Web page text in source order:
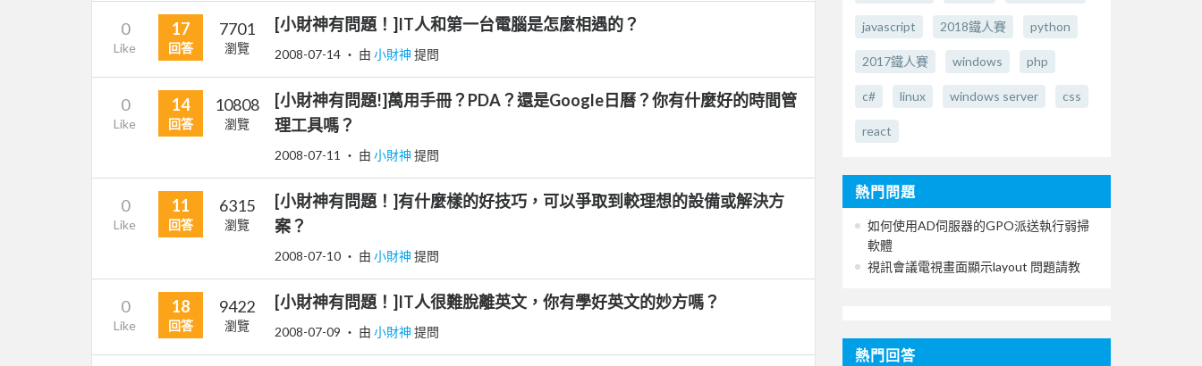
0
Like
17
回答
7701
瀏覽
[小財神有問題！]IT人和第一台電腦是怎麼相遇的？
2008-07-14 ‧ 由 小財神 提問
0
Like
14
回答
10808
瀏覽
[小財神有問題!]萬用手冊？PDA？還是Google日曆？你有什麼好的時間管
理工具嗎？
2008-07-11 ‧ 由 小財神 提問
0
Like
11
回答
6315
瀏覽
[小財神有問題！]有什麼樣的好技巧，可以爭取到較理想的設備或解決方
案？
2008-07-10 ‧ 由 小財神 提問
0
Like
18
回答
9422
瀏覽
[小財神有問題！]IT人很難脫離英文，你有學好英文的妙方嗎？
2008-07-09 ‧ 由 小財神 提問
javascript 2018鐵人賽 python
2017鐵人賽 windows php
c# linux windows server css
react
熱門問題
如何使用AD伺服器的GPO派送執行弱掃
軟體
視訊會議電視畫面顯示layout 問題請教
熱門回答